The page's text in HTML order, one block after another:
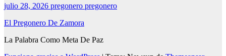
julio 28, 2026 pregonero pregonero
El Pregonero De Zamora
La Palabra Como Meta De Paz